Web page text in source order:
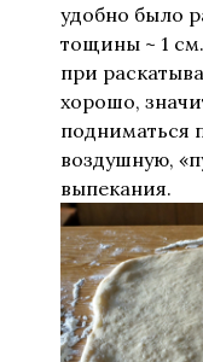
удобно было
тощины ~ 1
при
хорошо,
подниматься
воздушную,
выпекания.